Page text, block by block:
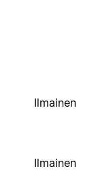
Ilmainen
Ilmainen